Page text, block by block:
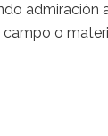
admiración
o